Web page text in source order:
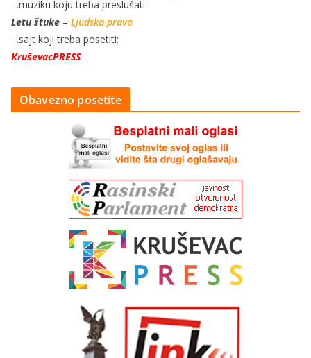
…muziku koju treba preslušati:
Letu štuke – Ljudska prava
…sajt koji treba posetiti:
KruševacPRESS
Obavezno posetite